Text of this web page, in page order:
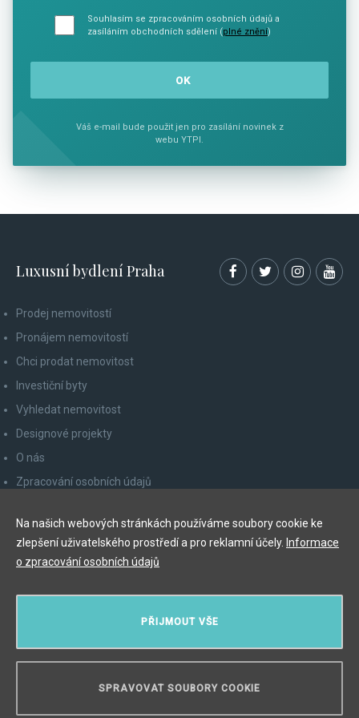
Souhlasím se zpracováním osobních údajů a
zasíláním obchodních sdělení (plné znění)
Váš e-mail bude použit jen pro zasílání novinek z
webu YTPI.
Luxusní bydlení Praha
Prodej nemovitostí
Pronájem nemovitostí
Chci prodat nemovitost
Investiční byty
Vyhledat nemovitost
Designové projekty
O nás
Zpracování osobních údajů
Odhlášení z newsletteru
Myslíková 245/3, 110 00 Praha 1
PŘIJMOUT VŠE
SPRAVOVAT SOUBORY COOKIE
Na našich webových stránkách používáme soubory cookie ke
zlepšení uživatelského prostředí a pro reklamní účely. Informace
o zpracování osobních údajů